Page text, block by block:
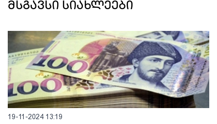
მსგავსი სიახლეები
19-11-2024 13:19